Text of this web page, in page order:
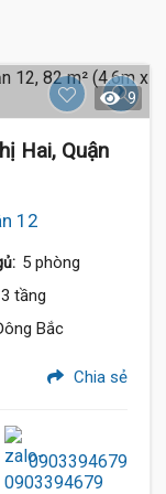
9
Hai, Quận
12
5 phòng
3 tầng
Bắc
Chia sẻ
0903394679